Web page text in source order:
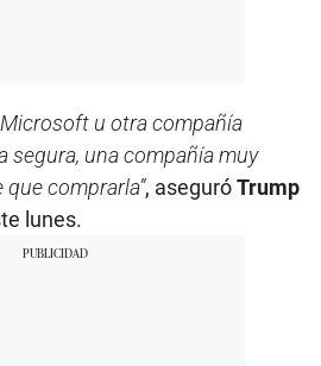
u otra compañía
segura, una compañía muy
comprarla”, aseguróTrump
lunes.